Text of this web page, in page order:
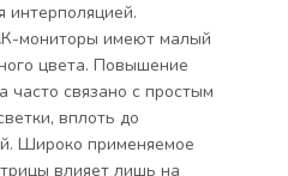
интерполяцией.
мониторы имеют малый
цвета. Повышение
часто связано с простым
вплоть до
Широко применяемое
влияет лишь на